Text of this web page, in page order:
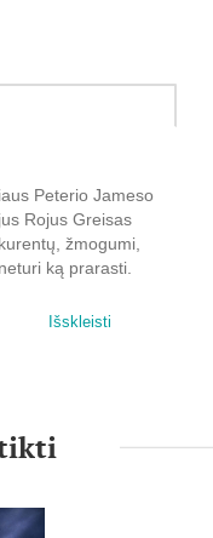
Peterio Jameso
Rojus Greisas
žmogumi,
ką prarasti.
paaiškėja, kad
neįkainojamą,
jiems brangų
Išskleisti